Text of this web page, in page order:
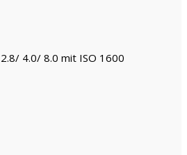
4.0/ 8.0 mit ISO 1600